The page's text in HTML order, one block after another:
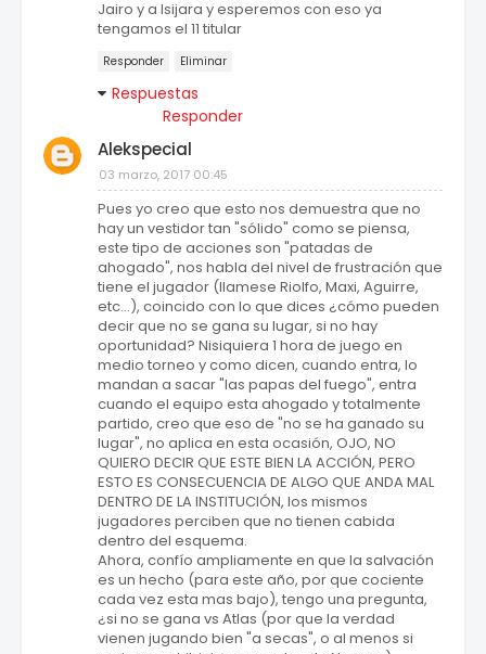
Jairo y a Isijara y esperemos con eso ya
tengamos el 11 titular
Responder Eliminar
Respuestas
Responder
Alekspecial
03 marzo, 2017 00:45
Pues yo creo que esto nos demuestra que no
hay un vestidor tan "sólido" como se piensa,
este tipo de acciones son "patadas de
ahogado", nos habla del nivel de frustración que
tiene el jugador (llamese Riolfo, Maxi, Aguirre,
etc...), coincido con lo que dices ¿cómo pueden
decir que no se gana su lugar, si no hay
oportunidad? Nisiquiera 1 hora de juego en
medio torneo y como dicen, cuando entra, lo
mandan a sacar "las papas del fuego", entra
cuando el equipo esta ahogado y totalmente
partido, creo que eso de "no se ha ganado su
lugar", no aplica en esta ocasión, OJO, NO
QUIERO DECIR QUE ESTE BIEN LA ACCIÓN, PERO
ESTO ES CONSECUENCIA DE ALGO QUE ANDA MAL
DENTRO DE LA INSTITUCIÓN, los mismos
jugadores perciben que no tienen cabida
dentro del esquema.
Ahora, confío ampliamente en que la salvación
es un hecho (para este año, por que cociente
cada vez esta mas bajo), tengo una pregunta,
¿si no se gana vs Atlas (por que la verdad
vienen jugando bien "a secas", o al menos si